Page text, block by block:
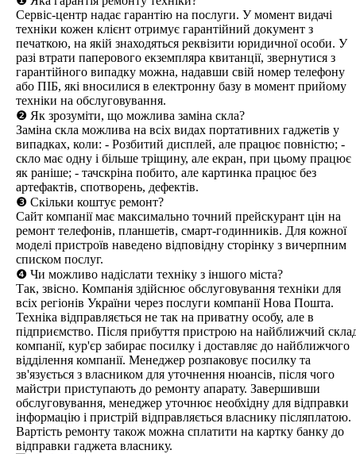
Сервіс-центр надає гарантію на послуги. У момент видачі
техніки кожен клієнт отримує гарантійний документ з
печаткою, на якій знаходяться реквізити юридичної особи. У
разі втрати паперового екземпляра квитанції, звернутися з
гарантійного випадку можна, надавши свій номер телефону
або ПІБ, які вносилися в електронну базу в момент прийому
техніки на обслуговування.
❷ Як зрозуміти, що можлива заміна скла?
Заміна скла можлива на всіх видах портативних гаджетів у
випадках, коли: - Розбитий дисплей, але працює повністю; -
скло має одну і більше тріщину, але екран, при цьому працює
як раніше; - тачскріна побито, але картинка працює без
артефактів, спотворень, дефектів.
❸ Скільки коштує ремонт?
Сайт компанії має максимально точний прейскурант цін на
ремонт телефонів, планшетів, смарт-годинників. Для кожної
моделі пристроїв наведено відповідну сторінку з вичерпним
списком послуг.
❹ Чи можливо надіслати техніку з іншого міста?
Так, звісно. Компанія здійснює обслуговування техніки для
всіх регіонів України через послуги компанії Нова Пошта.
Техніка відправляється не так на приватну особу, але в
підприємство. Після прибуття пристрою на найближчий
компанії, кур'єр забирає посилку і доставляє до найближчого
відділення компанії. Менеджер розпаковує посилку та
зв'язується з власником для уточнення нюансів, після чого
майстри приступають до ремонту апарату. Завершивши
обслуговування, менеджер уточнює необхідну для відправки
інформацію і пристрій відправляється власнику післяплатою.
Вартість ремонту також можна сплатити на картку банку до
відправки гаджета власнику.